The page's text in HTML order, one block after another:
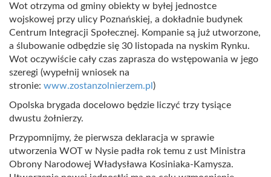
Wot otrzyma od gminy obiekty w byłej jednostce
wojskowej przy ulicy Poznańskiej, a dokładnie budynek
Centrum Integracji Społecznej. Kompanie są już utworzone,
a ślubowanie odbędzie się 30 listopada na nyskim Rynku.
Wot oczywiście cały czas zaprasza do wstępowania w jego
szeregi (wypełnij wniosek na
stronie: www.zostanzolnierzem.pl )
Opolska brygada docelowo będzie liczyć trzy tysiące
dwustu żołnierzy.
Przypomnijmy, że pierwsza deklaracja w sprawie
utworzenia WOT w Nysie padła rok temu z ust Ministra
Obrony Narodowej Władysława Kosiniaka-Kamysza.